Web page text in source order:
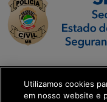
SETDIG | Secretaria-
Executiva de
Transformação
Utilizamos cookies
em nosso website e